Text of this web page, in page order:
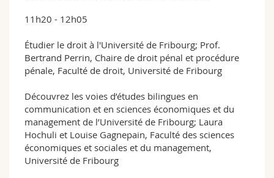
11h20 - 12h05
Étudier le droit à l'Université de Fribourg; Prof.
Bertrand Perrin, Chaire de droit pénal et procédure
pénale, Faculté de droit, Université de Fribourg
Découvrez les voies d’études bilingues en
communication et en sciences économiques et du
management de l’Université de Fribourg; Laura
Hochuli et Louise Gagnepain, Faculté des sciences
économiques et sociales et du management,
Université de Fribourg